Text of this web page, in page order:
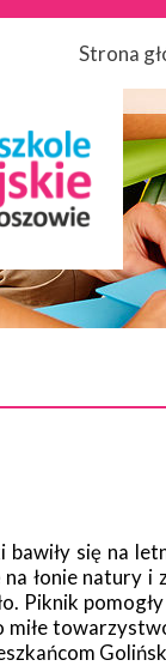
Strona
się na
łonie natury
Piknik
miłe